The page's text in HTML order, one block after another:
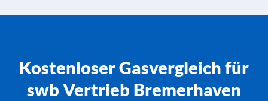
Kostenloser Gasvergleich für
swb Vertrieb Bremerhaven